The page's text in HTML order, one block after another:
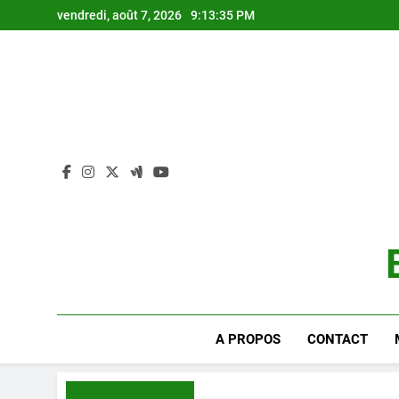
to
vendredi, août 7, 2026 9:13:36 PM
A PROPOS CONTACT